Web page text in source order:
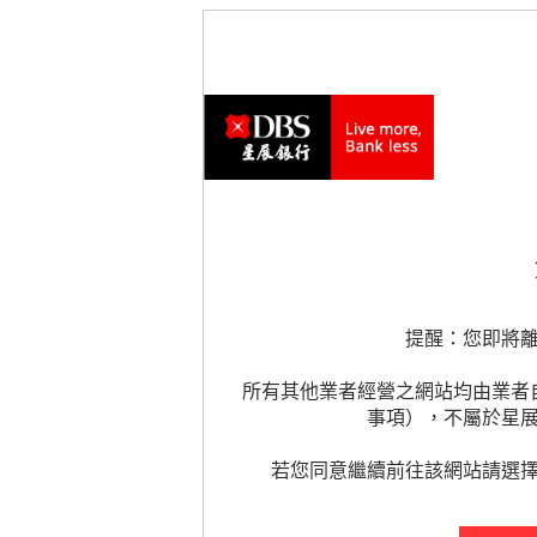
提醒：您即將
所有其他業者經營之網站均由業
事項），不屬於星
若您同意繼續前往該網站請選